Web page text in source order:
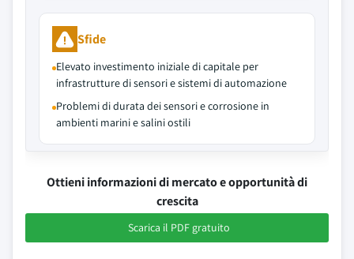
Sfide
Elevato investimento iniziale di capitale per
infrastrutture di sensori e sistemi di automazione
Problemi di durata dei sensori e corrosione in
ambienti marini e salini ostili
Ottieni informazioni di mercato e opportunità di
crescita
Scarica il PDF gratuito